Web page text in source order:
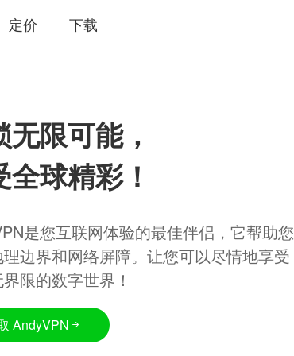
定价 下载
无限可能，
全球精彩！
是您互联网体验的最佳伴侣，它帮助您
边界和网络屏障。让您可以尽情地享受
限的数字世界！
AndyVPN